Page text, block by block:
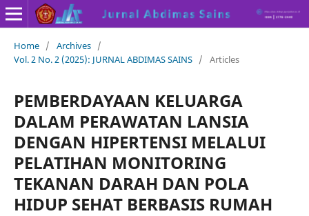
Home / Archives /
Vol. 2 No. 2 (2025): JURNAL ABDIMAS SAINS / Articles
PEMBERDAYAAN KELUARGA
DALAM PERAWATAN LANSIA
DENGAN HIPERTENSI MELALUI
PELATIHAN MONITORING
TEKANAN DARAH DAN POLA
HIDUP SEHAT BERBASIS RUMAH